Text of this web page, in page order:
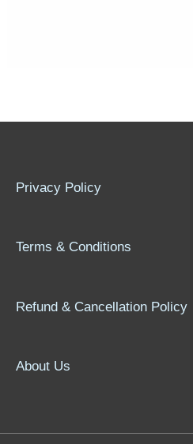
Privacy Policy
Terms & Conditions
Refund & Cancellation Policy
About Us